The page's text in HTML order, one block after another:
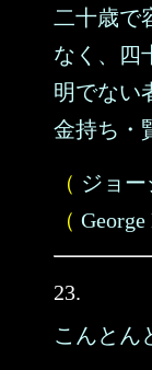
二十歳で
なく、四
明でない
金持ち・
（ ジョー
（
23.
こんとん